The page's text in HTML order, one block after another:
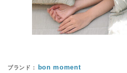
bon moment